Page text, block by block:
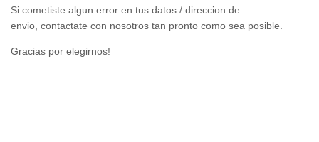
Si cometiste algun error en tus datos / direccion de
envio, contactate con nosotros tan pronto como sea posible.
Gracias por elegirnos!